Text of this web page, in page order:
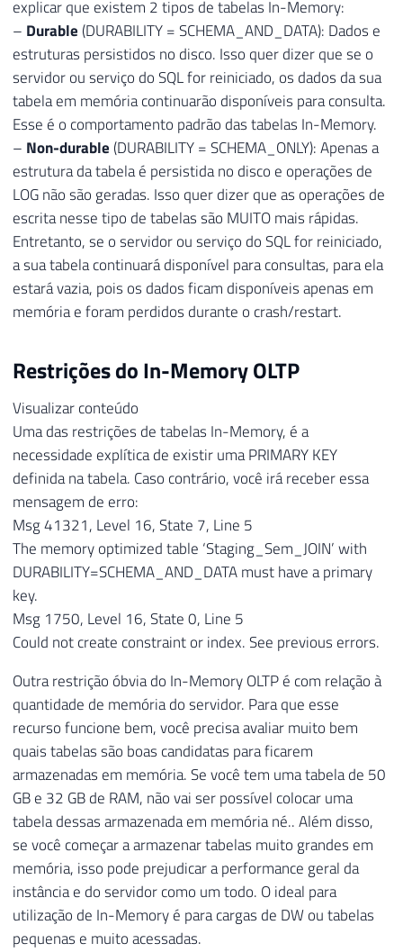
explicar que existem 2 tipos de tabelas In-Memory:
– Durable (DURABILITY = SCHEMA_AND_DATA): Dados e
estruturas persistidos no disco. Isso quer dizer que se o
servidor ou serviço do SQL for reiniciado, os dados da sua
tabela em memória continuarão disponíveis para consulta.
Esse é o comportamento padrão das tabelas In-Memory.
– Non-durable (DURABILITY = SCHEMA_ONLY): Apenas a
estrutura da tabela é persistida no disco e operações de
LOG não são geradas. Isso quer dizer que as operações de
escrita nesse tipo de tabelas são MUITO mais rápidas.
Entretanto, se o servidor ou serviço do SQL for reiniciado,
a sua tabela continuará disponível para consultas, para ela
estará vazia, pois os dados ficam disponíveis apenas em
memória e foram perdidos durante o crash/restart.
Restrições do In-Memory OLTP
Visualizar conteúdo
Uma das restrições de tabelas In-Memory, é a
necessidade explítica de existir uma PRIMARY KEY
definida na tabela. Caso contrário, você irá receber essa
mensagem de erro:
Msg 41321, Level 16, State 7, Line 5
The memory optimized table ‘Staging_Sem_JOIN’ with
DURABILITY=SCHEMA_AND_DATA must have a primary
key.
Msg 1750, Level 16, State 0, Line 5
Could not create constraint or index. See previous errors.
Outra restrição óbvia do In-Memory OLTP é com relação à
quantidade de memória do servidor. Para que esse
recurso funcione bem, você precisa avaliar muito bem
quais tabelas são boas candidatas para ficarem
armazenadas em memória. Se você tem uma tabela de 50
GB e 32 GB de RAM, não vai ser possível colocar uma
tabela dessas armazenada em memória né.. Além disso,
se você começar a armazenar tabelas muito grandes em
memória, isso pode prejudicar a performance geral da
instância e do servidor como um todo. O ideal para
utilização de In-Memory é para cargas de DW ou tabelas
pequenas e muito acessadas.